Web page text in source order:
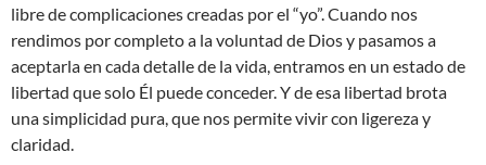
libre de complicaciones creadas por el “yo”. Cuando nos
rendimos por completo a la voluntad de Dios y pasamos a
aceptarla en cada detalle de la vida, entramos en un estado de
libertad que solo Él puede conceder. Y de esa libertad brota
una simplicidad pura, que nos permite vivir con ligereza y
claridad.